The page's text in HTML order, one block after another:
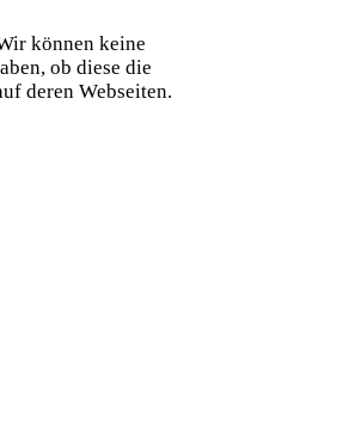
können keine
ob diese die
deren Webseiten.